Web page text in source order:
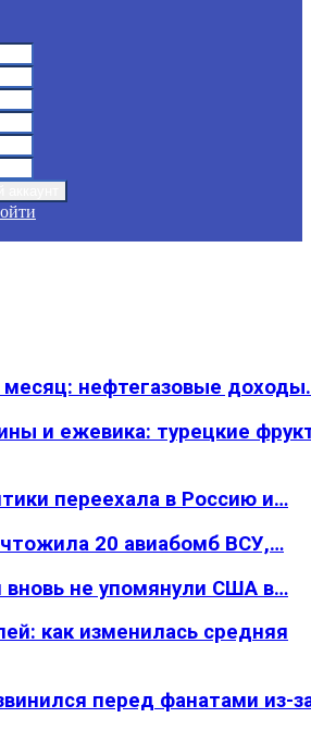
месяц: нефтегазовые
и ежевика: турецкие
переехала в Россию и…
20 авиабомб ВСУ,…
вновь не упомянули США в…
как изменилась средняя
перед фанатами из-